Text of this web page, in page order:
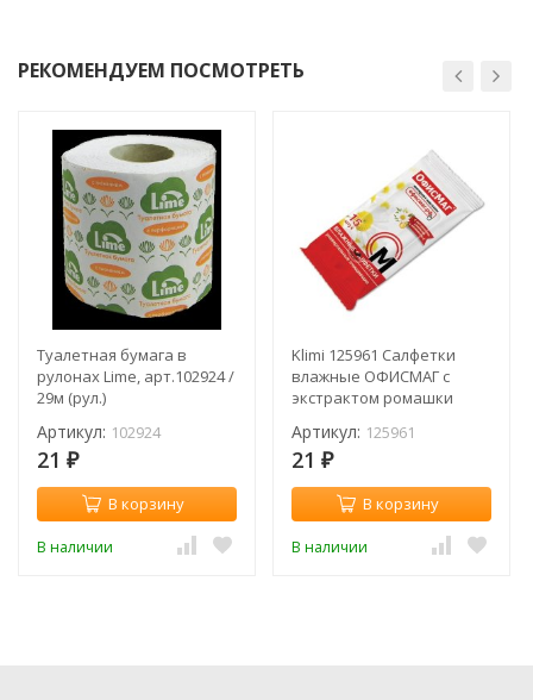
РЕКОМЕНДУЕМ ПОСМОТРЕТЬ
Туалетная бумага в
рулонах Lime, арт.102924 /
29м (рул.)
Артикул: 102924
21 ₽
В корзину
В наличии
Klimi 125961 Салфетки
влажные ОФИСМАГ с
экстрактом ромашки
Артикул: 125961
21 ₽
В корзину
В наличии